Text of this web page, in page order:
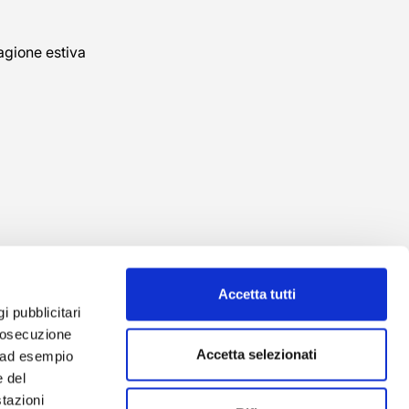
pubblicitari
esempio
del
Accetta tutti
Accetta selezionati
estiva